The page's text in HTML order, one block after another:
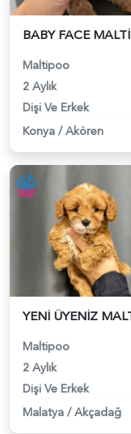
Maltipoo
2 Aylık
Dişi Ve Erkek
Konya /Akören
Maltipoo
2 Aylık
Dişi Ve Erkek
Malatya /Akçadağ